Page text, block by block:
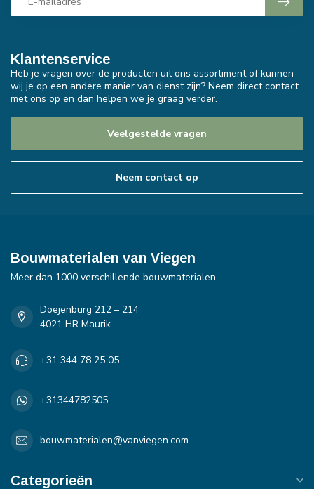
Klantenservice
Heb je vragen over de producten uit ons assortiment of kunnen
wij je op een andere manier van dienst zijn? Neem direct contact
met ons op en dan helpen we je graag verder.
Veelgestelde vragen
Neem contact op
Bouwmaterialen van Viegen
Meer dan 1000 verschillende bouwmaterialen
Doejenburg 212 – 214
4021 HR Maurik
+31 344 78 25 05
+31344782505
bouwmaterialen@vanviegen.com
Categorieën